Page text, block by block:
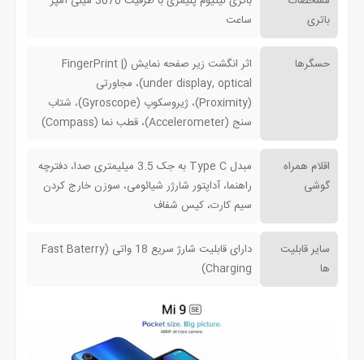
باتری
ساعت
حسگرها
اثر انگشت زیر صفحه نمایش (FingerPrint |
under display, optical)، مجاورتی
(Proximity)، ژیروسکوپ (Gyroscope)، شتاب
سنج (Accelerometer)، قطب نما (Compass)
اقلام همراه
گوشی
مبدل Type C به جک 3.5 میلیمتری صدا، دفترچه‌
راهنما، آداپتور شارژر شیائومی، سوزن خارج کردن
سیم کارت، کیس شفاف
سایر قابلیت
ها
دارای قابلیت شارژ سریع 18 واتی (Fast Baterry
Charging)